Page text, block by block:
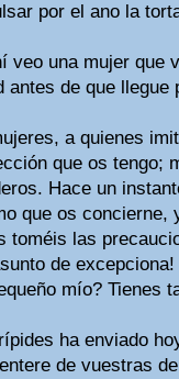
por el ano la
veo una mujer que
antes de que
a quienes
que os tengo;
Hace un
que os concierne,
toméis las
de
mío? Tienes
ha enviado
de vuestras